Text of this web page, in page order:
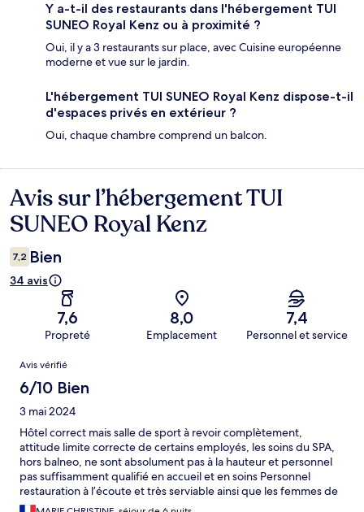
Y a-t-il des restaurants dans l'hébergement TUI
SUNEO Royal Kenz ou à proximité ?
Oui, il y a 3 restaurants sur place, avec Cuisine européenne
moderne et vue sur le jardin.
L'hébergement TUI SUNEO Royal Kenz dispose-t-il
d'espaces privés en extérieur ?
Oui, chaque chambre comprend un balcon.
Avis
Avis sur l’hébergement TUI
SUNEO Royal Kenz
7,2 Bien
34 avis
7,6
Propreté
8,0
Emplacement
7,4
Personnel et service
Avis
Avis vérifié
6/10 Bien
3 mai 2024
Hôtel correct mais salle de sport à revoir complètement,
attitude limite correcte de certains employés, les soins du SPA,
hors balneo, ne sont absolument pas à la hauteur et personnel
pas suffisamment qualifié en accueil et en soins Personnel
restauration à l’écoute et très serviable ainsi que les femmes de
chambres Impensable de passer la tondeuse à 14h près des